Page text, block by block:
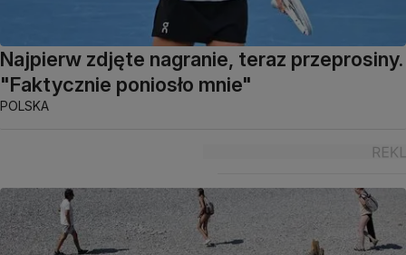
Najpierw zdjęte nagranie, teraz przeprosiny.
"Faktycznie poniosło mnie"
POLSKA